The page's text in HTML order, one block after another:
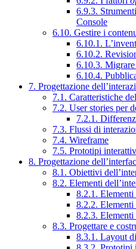
6.9.3.
Console
6.10. Gestire i
6.10.1.
6.10.2.
6.10.3.
6.10.4.
7. Progettazione
7.1. Caratteristiche
7.2. User stories per
7.2.1.
7.3. Flussi di
7.4. Wireframe
7.5. Prototipi
8. Progettazione
8.1. Obiettivi
8.2. Elementi
8.2.1.
8.2.2.
8.2.3.
8.3. Progettare e
8.3.1. Layout